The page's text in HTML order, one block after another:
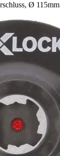
Ø 115mm